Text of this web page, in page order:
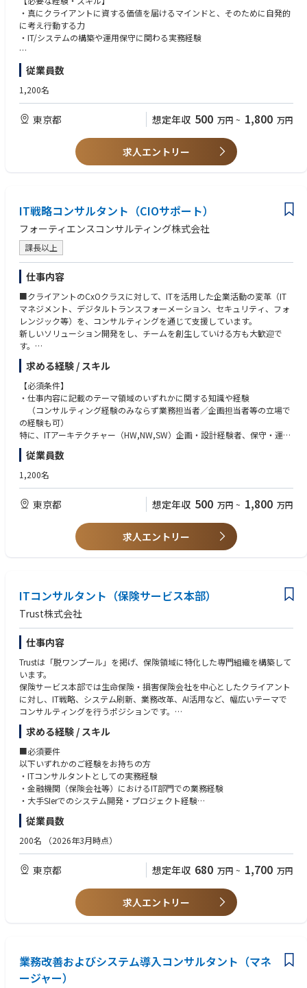
ーでの高度な実務経験
・建設、製造、重工業、エンターテインメント、小売、金融サービスなど
の業界での経験
・AI、開発者向けプラットフォーム、データプラットフォーム関連プロジ
ェクトの実績
・Kubernetes、AKS、EKS、GKE、Docker、Helmなどのコンテナ技術の経
験
・ウォーターフォールやアジャイルなど、複数のSDLC（システム開発ライ
フサイクル）手法の理解と、それらをもとにした業務計画の経験
・関連資格（例：AWS ソリューションアーキテクト／デベロッパー、
GCP クラウドエンジニア／アーキテクト／デベロッパー、Azure デベロ
ッパー／ソリューションアーキテクト等）の保有
・ネイティブモバイル開発（Android、iOS）の経験
・C、C++などのコンパイル言語に関する経験
用・ローコード/ノーコード開発・DevOps・CI/CDなどの各種アーキテク
チャ要素技術や、脱炭素・ESG・SDGsなどの環境課題/社会課題の要素を
含めた、DX/IT戦略立案・IT企画立案・IT構想策定・ITロードマップ策定
●IT刷新プロジェクトにおけるPM支援/PMO運営支援
【この職種の魅力】
・幅広いITアーキテクチャ知見を獲得する機会があります
・クライアントビジネスの意思決定に直接的に関与するため、ビジネス視
点で物事を捉える力が身に付きます
・クライアントの真の課題を見極め、解決のためのITアーキテクチャをデ
・SIer出身のコンサル未経験の方にも活躍していただきやすい環境です(SIe
・相互成長を促す知見共有活動を行っています
・真にクライアントに資する価値を届けるマインドと、そのために自発的
に考え行動する力
・IT/システムの構築や運用保守に関わる実務経験
【望ましい経験・スキル】
＜ITアーキテクチャ知見＞
●AI/生成AI・データ活用基盤・マイクロサービスアーキテクチャ・パブリ
ション・レガシーモダナイゼーション・SaaS・PaaS・IaaS・ローコード/
ノーコード開発・DevOps・CI/CD・アジャイル開発・エンタープライズア
ーキテクチャ(EA)等に関する知見
●脱炭素・ESG・SDGsなどの環境課題/社会課題 を絡めたITアーキテクチ
●複雑な状況・事象を構造化して整理し、解決までのストーリーを組み立
てる力
●プロジェクトマネジメントの知見
●特定業界や特定業務についての知見
●IT企画、IT構想策定の経験
従業員数
1,200名
東京都 想定年収 500 万円 ~ 1,800 万円
求人エントリー
IT戦略コンサルタント（CIOサポート）
フォーティエンスコンサルティング株式会社
課長以上
仕事内容
■クライアントのCxOクラスに対して、ITを活用した企業活動の変革（IT
マネジメント、デジタルトランスフォーメーション、セキュリティ、フォ
レンジック等）を、コンサルティングを通じて支援しています。
新しいソリューション開発をし、チームを創生していける方も大歓迎で
す。
ご経験、ご志向を踏まえて選考ポジションが決まって参ります。
【①CIO（Chief Information Officer） サポート】
CIOとその周辺組織（IT企画・開発・運用・子会社等）の抱えている問題
を解決する為の各種支援を行います。
ジメント）
・ITエグゼキューションサービス（業務改革計画・システム化構想策定、
ベンダマネジメント、システム要件定義/テスト支援、プロジェクト推
・ITマネジメントサービス（IT組織設計・人材育成等の企画・実行支援、I
・その他（市場調査、システム監査、セキュリティ教育、実務支援等）
求める経験 / スキル
【必須条件】
・仕事内容に記載のテーマ領域のいずれかに関する知識や経験
（コンサルティング経験のみならず業務担当者／企画担当者等の立場で
の経験も可）
特に、ITアーキテクチャー（HW,NW,SW）企画・設計経験者、保守・運用
業務改革経験者、PMO経験者、IT企画・予算策
・コミュニケーション能力、体力・気力、セルフモチベーション
・PMP,CISA、中小企業診断士、ITストラテジスト、ITコーディネータ等各
種資格保持
・各種システム導入手法（Lean Start Up、アジャイル開発、等）の経
・要求工学・ソフトウェア工学的研究経験
従業員数
1,200名
東京都 想定年収 500 万円 ~ 1,800 万円
求人エントリー
ITコンサルタント（保険サービス本部）
Trust株式会社
仕事内容
Trustは「脱ワンプール」を掲げ、保険領域に特化した専門組織を構築して
います。
保険サービス本部では生命保険・損害保険会社を中心としたクライアント
に対し、IT戦略、システム刷新、業務改革、AI活用など、幅広いテーマで
コンサルティングを行うポジションです。
特に、レガシーシステムのモダナイゼーションや、大規模プロジェクトの
推進、業務×ITを横断した変革支援など、保険業界特有の複雑性の高いテ
ーマに上流から関与いただきます。
プライム案件100%の環境において、顧客の役員・部長クラスと直接対峙
し、構想策定から実行まで一気通貫でリードできる点が特徴です。
また、創業間もないフェーズのため、事業・組織づくりへの関与や、パー
■業務内容
保険業界におけるITコンサルティング業務全般を担っていただきます。
◆IT戦略／モダナイゼーション
・中長期ITロードマップ策定、投資対効果（ROI）に基づく優先順位設計
理）
・推進体制の構築・最適化およびステークホルダー間の合意形成支援
求める経験 / スキル
■必須要件
以下いずれかのご経験をお持ちの方
・ITコンサルタントとしての実務経験
・金融機関（保険会社等）におけるIT部門での業務経験
・大手SIerでのシステム開発・プロジェクト経験
■歓迎
・コンサルティングファームでの業務経験
・保険会社のIT部門またはシステム会社での経験
・基幹システム（契約管理・保全・保険金支払等）の知見
・大規模マイグレーション／モダナイゼーション経験
・クラウド、AI、データ基盤に関するプロジェクト経験
・チェンジマネジメントの経験
従業員数
200名 （2026年3月時点）
東京都 想定年収 680 万円 ~ 1,700 万円
求人エントリー
業務改善およびシステム導入コンサルタント（マネ
ージャー）